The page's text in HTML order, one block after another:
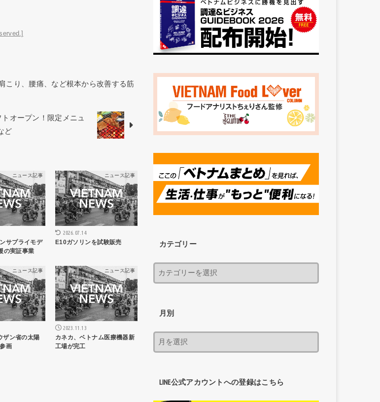
こり、腰痛、など根本から改善する筋
オープン！限定メニュ
ど
ニュース記事
サプライモデ
の実証事業
ニュース記事
2026.07.14
E10ガソリンを試験販売
ニュース記事
ザン省の太陽
画
ニュース記事
2023.11.13
カネカ、ベトナム医療機器新
工場が完工
カテゴリー
月別
LINE公式アカウントへの登録はこちら